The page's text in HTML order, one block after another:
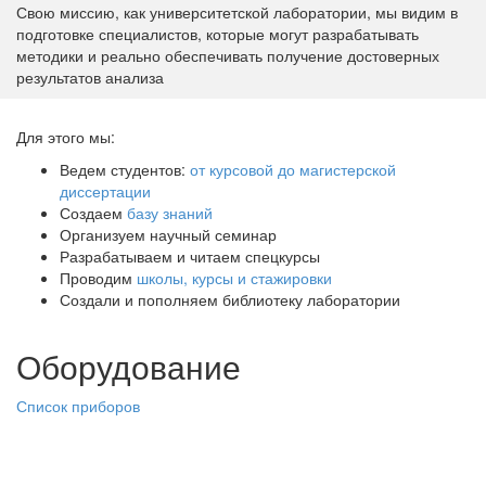
Свою миссию, как университетской лаборатории, мы видим в
подготовке специалистов, которые могут разрабатывать
методики и реально обеспечивать получение достоверных
результатов анализа
Для этого мы:
Ведем студентов: от курсовой до магистерской
диссертации
Создаем базу знаний
Организуем научный семинар
Разрабатываем и читаем спецкурсы
Проводим школы, курсы и стажировки
Создали и пополняем библиотеку лаборатории
Оборудование
Список приборов